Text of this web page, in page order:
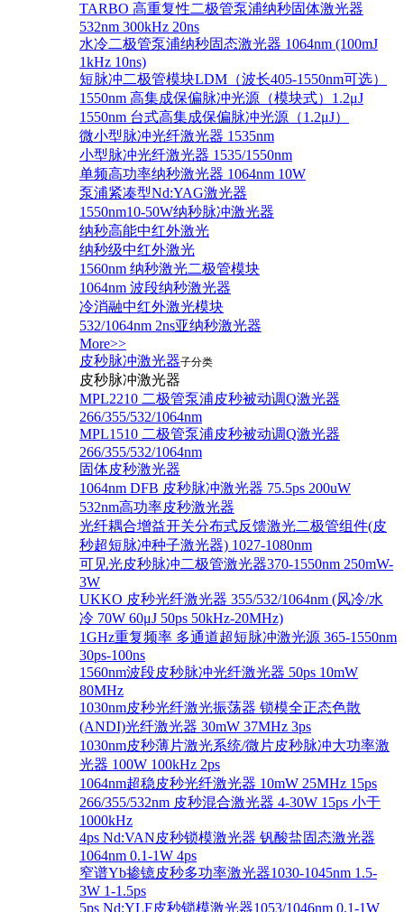
TARBO 高重复性二极管泵浦纳秒固体激光器
532nm 300kHz 20ns
水冷二极管泵浦纳秒固态激光器 1064nm (100mJ
1kHz 10ns)
短脉冲二极管模块LDM（波长405-1550nm可选）
1550nm 高集成保偏脉冲光源（模块式）1.2μJ
1550nm 台式高集成保偏脉冲光源（1.2μJ）
微小型脉冲光纤激光器 1535nm
小型脉冲光纤激光器 1535/1550nm
单频高功率纳秒激光器 1064nm 10W
泵浦紧凑型Nd:YAG激光器
1550nm10-50W纳秒脉冲激光器
纳秒高能中红外激光
纳秒级中红外激光
1560nm 纳秒激光二极管模块
1064nm 波段纳秒激光器
冷消融中红外激光模块
532/1064nm 2ns亚纳秒激光器
More>>
皮秒脉冲激光器子分类
皮秒脉冲激光器
​MPL2210 二极管泵浦皮秒被动调Q激光器
266/355/532/1064nm
MPL1510 二极管泵浦皮秒被动调Q激光器
266/355/532/1064nm
固体皮秒激光器
1064nm DFB 皮秒脉冲激光器 75.5ps 200uW
532nm高功率皮秒激光器
光纤耦合增益开关分布式反馈激光二极管组件(皮
秒超短脉冲种子激光器) 1027-1080nm
可见光皮秒脉冲二极管激光器370-1550nm 250mW-
3W
UKKO 皮秒光纤激光器 355/532/1064nm (风冷/水
冷 70W 60μJ 50ps 50kHz-20MHz)
1GHz重复频率 多通道超短脉冲激光源 365-1550nm
30ps-100ns
1560nm波段皮秒脉冲光纤激光器 50ps 10mW
80MHz
1030nm皮秒光纤激光振荡器 锁模全正态色散
(ANDI)光纤激光器 30mW 37MHz 3ps
1030nm皮秒薄片激光系统/微片皮秒脉冲大功率激
光器 100W 100kHz 2ps
1064nm超稳皮秒光纤激光器 10mW 25MHz 15ps
266/355/532nm 皮秒混合激光器 4-30W 15ps 小于
1000kHz
4ps Nd:VAN皮秒锁模激光器 钒酸盐固态激光器
1064nm 0.1-1W 4ps
窄谱Yb掺镱皮秒多功率激光器1030-1045nm 1.5-
3W 1-1.5ps
5ps Nd:YLF皮秒锁模激光器1053/1046nm 0.1-1W